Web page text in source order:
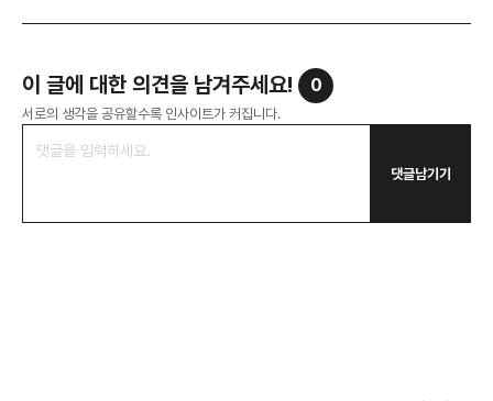
이 글에 대한 의견을 남겨주세요! 0
서로의 생각을 공유할수록 인사이트가 커집니다.
댓글남기기